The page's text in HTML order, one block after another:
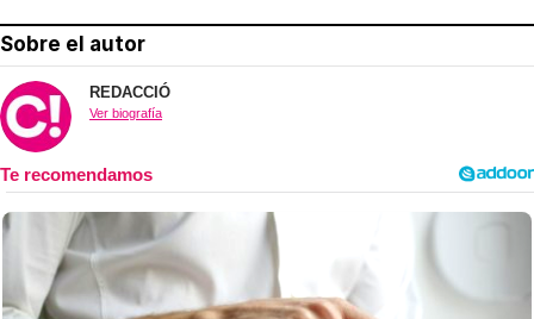
Sobre el autor
REDACCIÓ
Ver biografía